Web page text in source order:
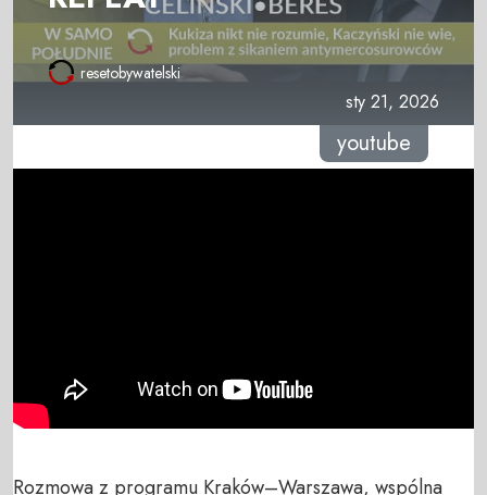
resetobywatelski
sty 21, 2026
youtube
Rozmowa z programu Kraków–Warszawa, wspólna